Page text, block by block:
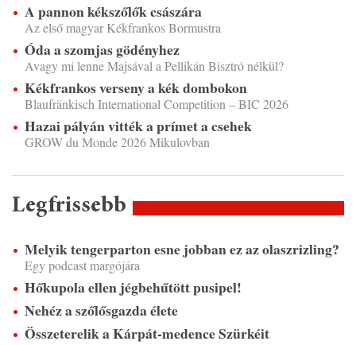
A pannon kékszőlők császára
Az első magyar Kékfrankos Bormustra
Óda a szomjas gödényhez
Avagy mi lenne Majsával a Pellikán Bisztró nélkül?
Kékfrankos verseny a kék dombokon
Blaufränkisch International Competition – BIC 2026
Hazai pályán vitték a prímet a csehek
GROW du Monde 2026 Mikulovban
Legfrissebb
Melyik tengerparton esne jobban ez az olaszrizling?
Egy podcast margójára
Hőkupola ellen jégbehűtött pusipel!
Nehéz a szőlősgazda élete
Összeterelik a Kárpát-medence Szürkéit